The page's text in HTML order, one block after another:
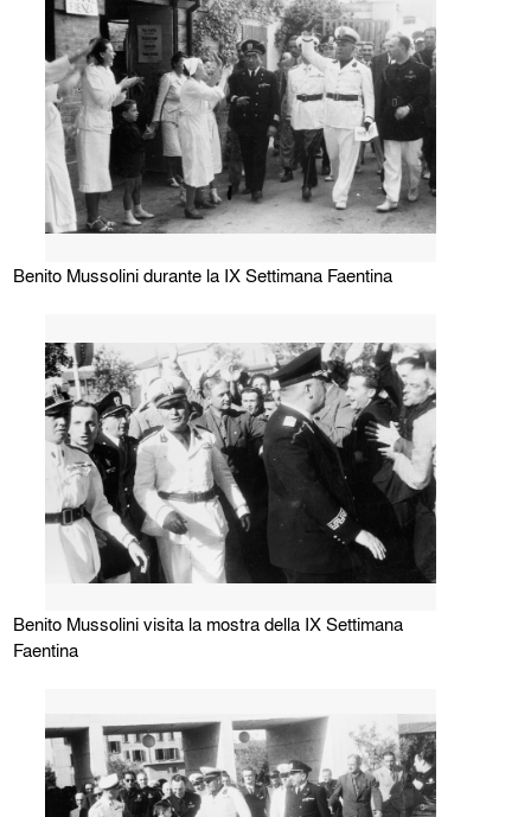
Benito Mussolini durante la IX Settimana Faentina
Benito Mussolini visita la mostra della IX Settimana
Faentina